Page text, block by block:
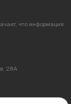
что информация
28А